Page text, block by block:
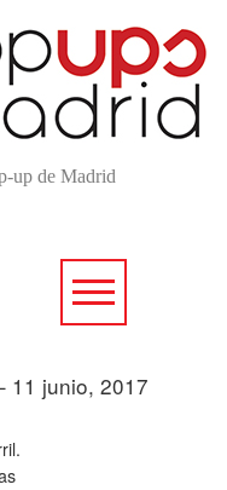
up de Madrid
11 junio, 2017